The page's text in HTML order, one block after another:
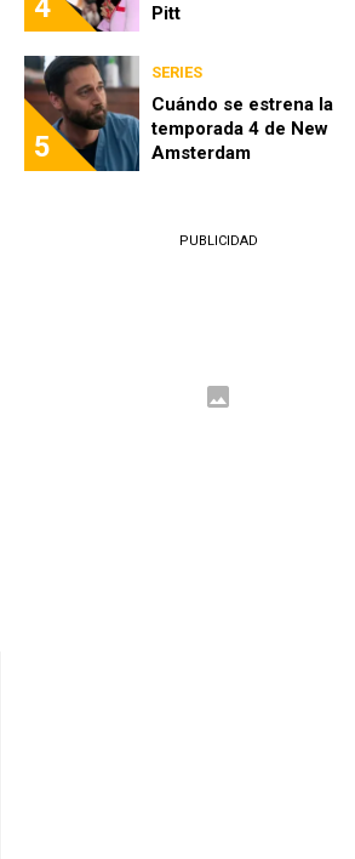
4 Pitt
5
SERIES
Cuándo se estrena la
temporada 4 de New
Amsterdam
PUBLICIDAD